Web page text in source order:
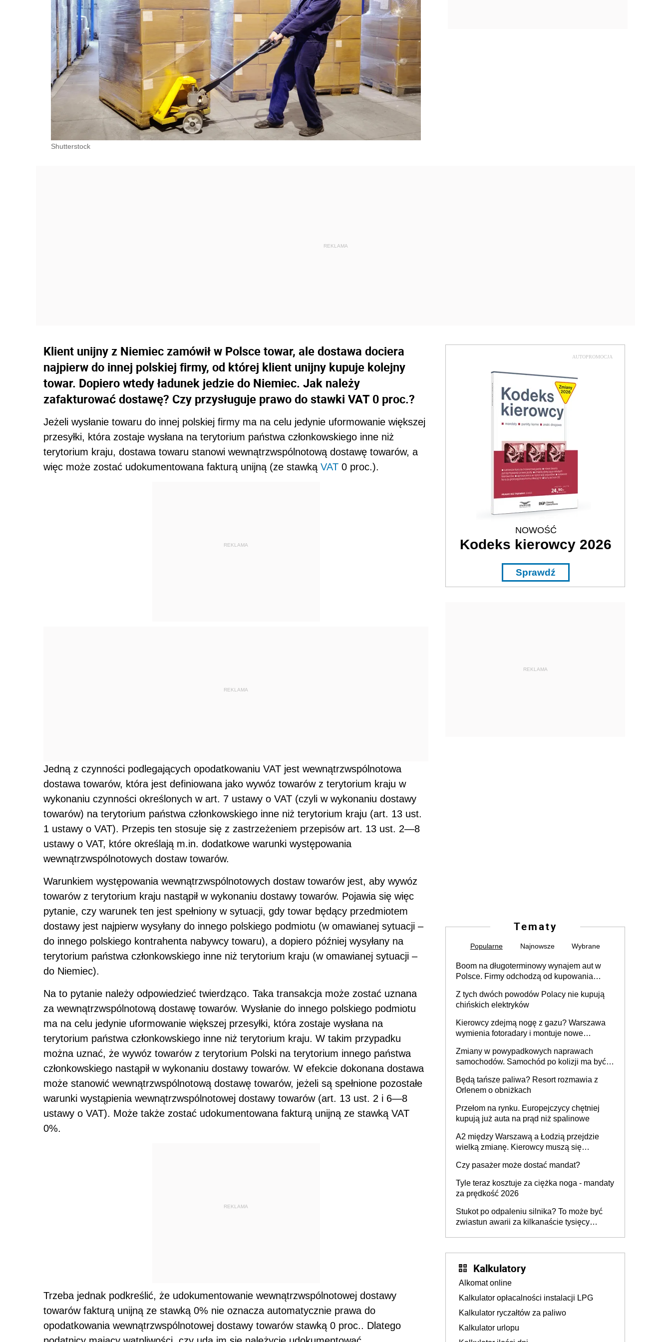
Shutterstock
Klient unijny z Niemiec zamówił w Polsce towar, ale dostawa dociera
najpierw do innej polskiej firmy, od której klient unijny kupuje kolejny
towar. Dopiero wtedy ładunek jedzie do Niemiec. Jak należy
zafakturować dostawę? Czy przysługuje prawo do stawki VAT 0 proc.?
Jeżeli wysłanie towaru do innej polskiej firmy ma na celu jedynie uformowanie większej
przesyłki, która zostaje wysłana na terytorium państwa członkowskiego inne niż
terytorium kraju, dostawa towaru stanowi wewnątrzwspólnotową dostawę towarów, a
więc może zostać udokumentowana fakturą unijną (ze stawką VAT 0 proc.).
REKLAMA
REKLAMA
Jedną z czynności podlegających opodatkowaniu VAT jest wewnątrzwspólnotowa
dostawa towarów, która jest definiowana jako wywóz towarów z terytorium kraju w
wykonaniu czynności określonych w art. 7 ustawy o VAT (czyli w wykonaniu dostawy
towarów) na terytorium państwa członkowskiego inne niż terytorium kraju (art. 13 ust.
1 ustawy o VAT). Przepis ten stosuje się z zastrzeżeniem przepisów art. 13 ust. 2—8
ustawy o VAT, które określają m.in. dodatkowe warunki występowania
wewnątrzwspólnotowych dostaw towarów.
Warunkiem występowania wewnątrzwspólnotowych dostaw towarów jest, aby wywóz
towarów z terytorium kraju nastąpił w wykonaniu dostawy towarów. Pojawia się więc
pytanie, czy warunek ten jest spełniony w sytuacji, gdy towar będący przedmiotem
dostawy jest najpierw wysyłany do innego polskiego podmiotu (w omawianej sytuacji –
do innego polskiego kontrahenta nabywcy towaru), a dopiero później wysyłany na
terytorium państwa członkowskiego inne niż terytorium kraju (w omawianej sytuacji –
do Niemiec).
Na to pytanie należy odpowiedzieć twierdząco. Taka transakcja może zostać uznana
za wewnątrzwspólnotową dostawę towarów. Wysłanie do innego polskiego podmiotu
ma na celu jedynie uformowanie większej przesyłki, która zostaje wysłana na
terytorium państwa członkowskiego inne niż terytorium kraju. W takim przypadku
można uznać, że wywóz towarów z terytorium Polski na terytorium innego państwa
członkowskiego nastąpił w wykonaniu dostawy towarów. W efekcie dokonana dostawa
może stanowić wewnątrzwspólnotową dostawę towarów, jeżeli są spełnione pozostałe
warunki wystąpienia wewnątrzwspólnotowej dostawy towarów (art. 13 ust. 2 i 6—8
ustawy o VAT). Może także zostać udokumentowana fakturą unijną ze stawką VAT
0%.
REKLAMA
Trzeba jednak podkreślić, że udokumentowanie wewnątrzwspólnotowej dostawy
towarów fakturą unijną ze stawką 0% nie oznacza automatycznie prawa do
opodatkowania wewnątrzwspólnotowej dostawy towarów stawką 0 proc.. Dlatego
AUTOPROMOCJA
NOWOŚĆ
Kodeks kierowcy 2026
Sprawdź
REKLAMA
Tematy
Popularne Najnowsze Wybrane
Boom na długoterminowy wynajem aut w
Polsce. Firmy odchodzą od kupowania
Z tych dwóch powodów Polacy nie kupują
chińskich elektryków
Kierowcy zdejmą nogę z gazu? Warszawa
wymienia fotoradary i montuje nowe
Zmiany w powypadkowych naprawach
samochodów. Samochód po kolizji ma być
technologią producenta
Będą tańsze paliwa? Resort rozmawia z
Orlenem o obniżkach
Przełom na rynku. Europejczycy chętniej
kupują już auta na prąd niż spalinowe
A2 między Warszawą a Łodzią przejdzie
wielką zmianę. Kierowcy muszą się
Czy pasażer może dostać mandat?
Tyle teraz kosztuje za ciężka noga - mandaty
za prędkość 2026
Stukot po odpaleniu silnika? To może być
zwiastun awarii za kilkanaście tysięcy
Kalkulatory
Alkomat online
Kalkulator opłacalności instalacji LPG
Kalkulator ryczałtów za paliwo
Kalkulator urlopu